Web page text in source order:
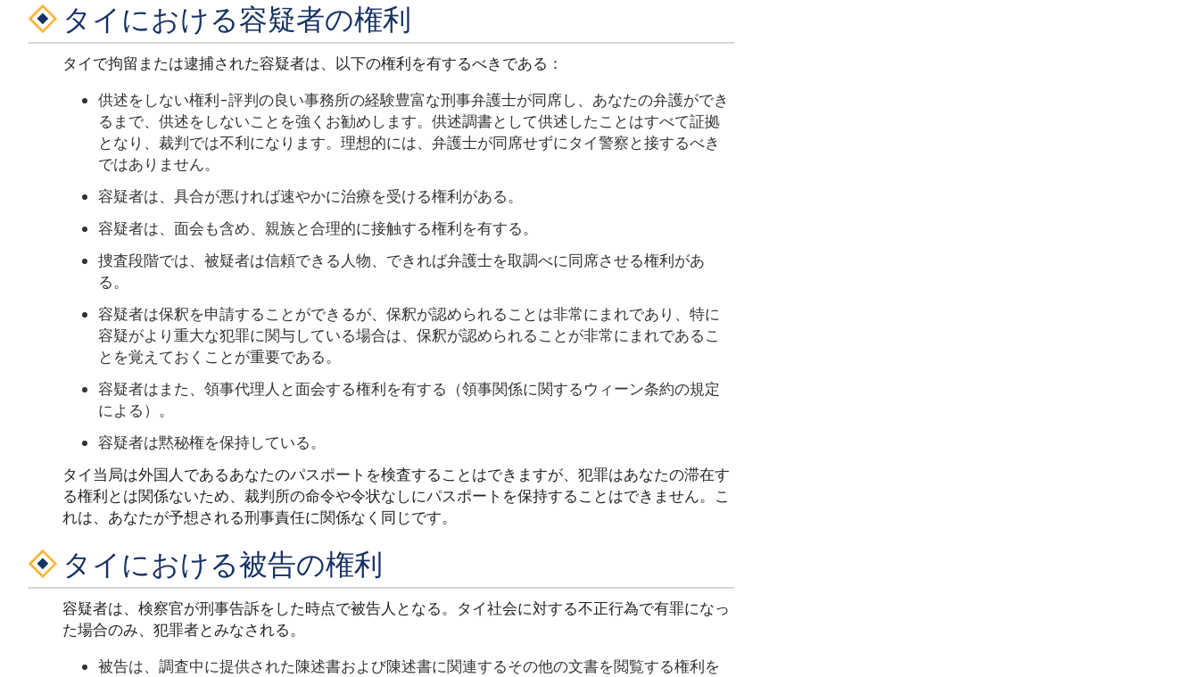
タイにおける容疑者の権利
タイで拘留または逮捕された容疑者は、以下の権利を有するべきである：
供述をしない権利-評判の良い事務所の経験豊富な刑事弁護士が同席し、あなたの弁護ができ
るまで、供述をしないことを強くお勧めします。供述調書として供述したことはすべて証拠
となり、裁判では不利になります。理想的には、弁護士が同席せずにタイ警察と接するべき
ではありません。
容疑者は、具合が悪ければ速やかに治療を受ける権利がある。
容疑者は、面会も含め、親族と合理的に接触する権利を有する。
捜査段階では、被疑者は信頼できる人物、できれば弁護士を取調べに同席させる権利があ
る。
容疑者は保釈を申請することができるが、保釈が認められることは非常にまれであり、特に
容疑がより重大な犯罪に関与している場合は、保釈が認められることが非常にまれであるこ
とを覚えておくことが重要である。
容疑者はまた、領事代理人と面会する権利を有する（領事関係に関するウィーン条約の規定
による）。
容疑者は黙秘権を保持している。
タイ当局は外国人であるあなたのパスポートを検査することはできますが、犯罪はあなたの滞在す
る権利とは関係ないため、裁判所の命令や令状なしにパスポートを保持することはできません。こ
れは、あなたが予想される刑事責任に関係なく同じです。
タイにおける被告の権利
容疑者は、検察官が刑事告訴をした時点で被告人となる。タイ社会に対する不正行為で有罪になっ
た場合のみ、犯罪者とみなされる。
被告は、調査中に提供された陳述書および陳述書に関連するその他の文書を閲覧する権利を